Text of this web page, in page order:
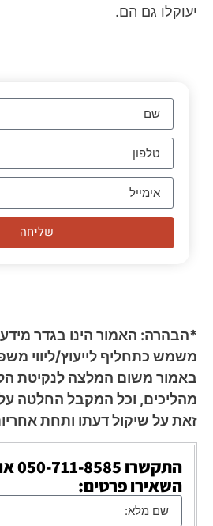
יעוקלו גם הם.
שליחה
*הבהרה: האמור הינו בגדר מידע
משמש כתחליף לייעוץ/ליווי
באמור משום המלצה לנקיטת
מהליכים, וכל המקבל החלטה
זאת על שיקול דעתו ותחת
התקשרו 050-711-8585או
השאירו פרטים: